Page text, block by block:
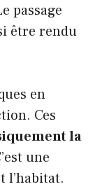
passage
être rendu
en
Ces
la
une
l’habitat.